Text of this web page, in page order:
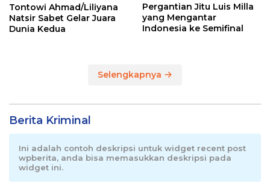
Tontowi Ahmad/Liliyana
Natsir Sabet Gelar Juara
Dunia Kedua
Pergantian Jitu Luis Milla
yang Mengantar
Indonesia ke Semifinal
Selengkapnya
Berita Kriminal
Ini adalah contoh deskripsi untuk widget recent post
wpberita, anda bisa memasukkan deskripsi pada
widget ini.